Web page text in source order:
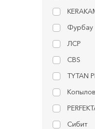
Фурбау
ЛСР
CBS
TYTAN
Сибит